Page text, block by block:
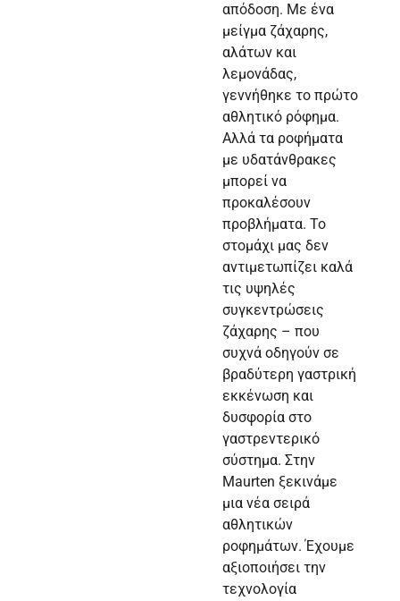
απόδοση. Με ένα
μείγμα ζάχαρης,
αλάτων και
λεμονάδας,
γεννήθηκε το πρώτο
αθλητικό ρόφημα.
Αλλά τα ροφήματα
με υδατάνθρακες
μπορεί να
προκαλέσουν
προβλήματα. Το
στομάχι μας δεν
αντιμετωπίζει καλά
τις υψηλές
συγκεντρώσεις
ζάχαρης – που
συχνά οδηγούν σε
βραδύτερη γαστρική
εκκένωση και
δυσφορία στο
γαστρεντερικό
σύστημα. Στην
Maurten ξεκινάμε
μια νέα σειρά
αθλητικών
ροφημάτων. Έχουμε
αξιοποιήσει την
τεχνολογία